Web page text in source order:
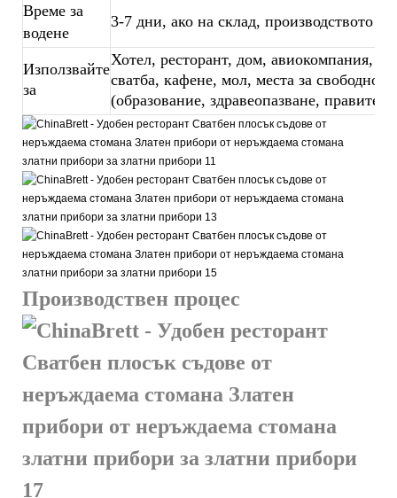
Време за
водене
3-7 дни, ако на склад, производството
Използвайте
за
Хотел, ресторант, дом, авиокомпания,
сватба, кафене, мол, места за
(образование, здравеопазване,
Производствен процес